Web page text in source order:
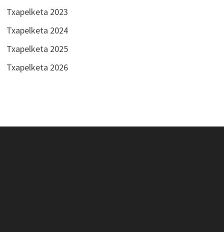
Txapelketa 2023
Txapelketa 2024
Txapelketa 2025
Txapelketa 2026